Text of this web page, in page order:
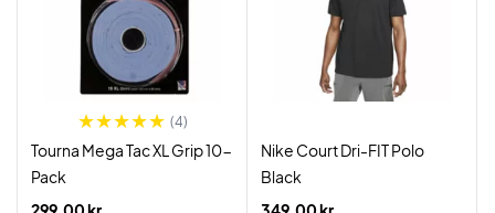
(4)
Tourna Mega Tac XL Grip 10-
Pack
Nike Court Dri-FIT Polo
Black